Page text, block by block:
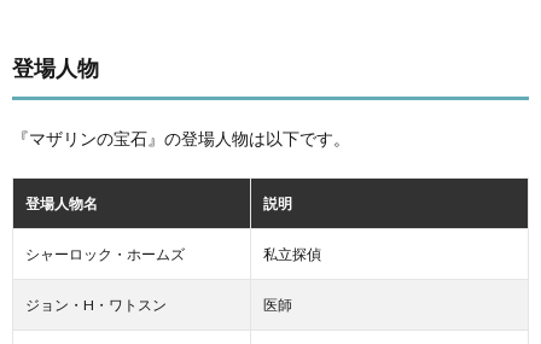
登場人物
『マザリンの宝石』の登場人物は以下です。
登場人物名 説明
シャーロック・ホームズ 私立探偵
ジョン・H・ワトスン 医師